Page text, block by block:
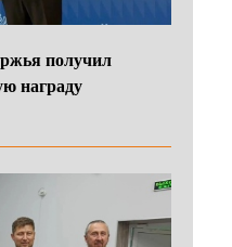
получил
награду